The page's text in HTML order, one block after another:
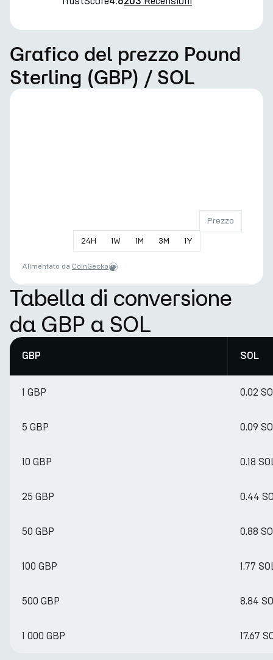
Grafico del prezzo Pound
Sterling (GBP) / SOL
24H 1W 1M 3M 1Y
Prezzo
Alimentato da CoinGecko
Tabella di conversione
da GBP a SOL
GBP SOL
1 GBP 0.02
5 GBP 0.09
10 GBP 0.18
25 GBP 0.44
50 GBP 0.88
100 GBP 1.77
500 GBP 8.84
1 000 GBP 17.67